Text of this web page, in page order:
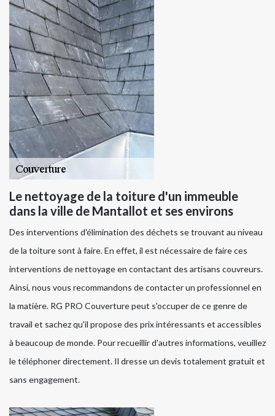
Le nettoyage de la toiture d'un immeuble
dans la ville de Mantallot et ses environs
Des interventions d'élimination des déchets se trouvant au niveau
de la toiture sont à faire. En effet, il est nécessaire de faire ces
interventions de nettoyage en contactant des artisans couvreurs.
Ainsi, nous vous recommandons de contacter un professionnel en
la matière. RG PRO Couverture peut s'occuper de ce genre de
travail et sachez qu'il propose des prix intéressants et accessibles
à beaucoup de monde. Pour recueillir d'autres informations, veuillez
le téléphoner directement. Il dresse un devis totalement gratuit et
sans engagement.